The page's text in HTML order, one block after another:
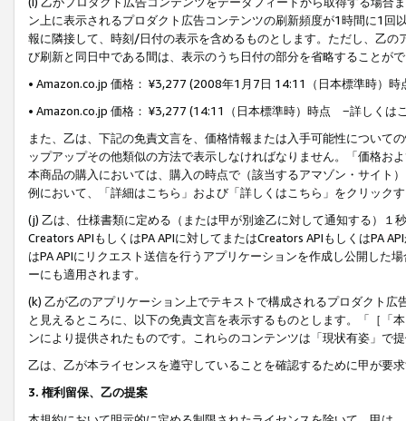
ン上に表示されるプロダクト広告コンテンツの刷新頻度が1時間に1
報に隣接して、時刻/日付の表示を含めるものとします。ただし、乙
び刷新と同日中である間は、表示のうち日付の部分を省略することが
• Amazon.co.jp 価格： ¥3,277 (2008年1月7日 14:11（日本標準時）
• Amazon.co.jp 価格： ¥3,277 (14:11（日本標準時）時点 −詳しくは
また、乙は、下記の免責文言を、価格情報または入手可能性について
ップアップその他類似の方法で表示しなければなりません。「価格
本商品の購入においては、購入の時点で（該当するアマゾン・サイト
例において、「詳細はこちら」および「詳しくはこちら」をクリック
(j) 乙は、仕様書類に定める（または甲が別途乙に対して通知する）
Creators APIもしくはPA APIに対してまたはCreators APIもしくはPA
はPA APIにリクエスト送信を行うアプリケーションを作成し公開した
ーにも適用されます。
(k) 乙が乙のアプリケーション上でテキストで構成されるプロダクト
と見えるところに、以下の免責文言を表示するものとします。「［「
ンにより提供されたものです。これらのコンテンツは「現状有姿」で
乙は、乙が本ライセンスを遵守していることを確認するために甲が要
3. 権利留保、乙の提案